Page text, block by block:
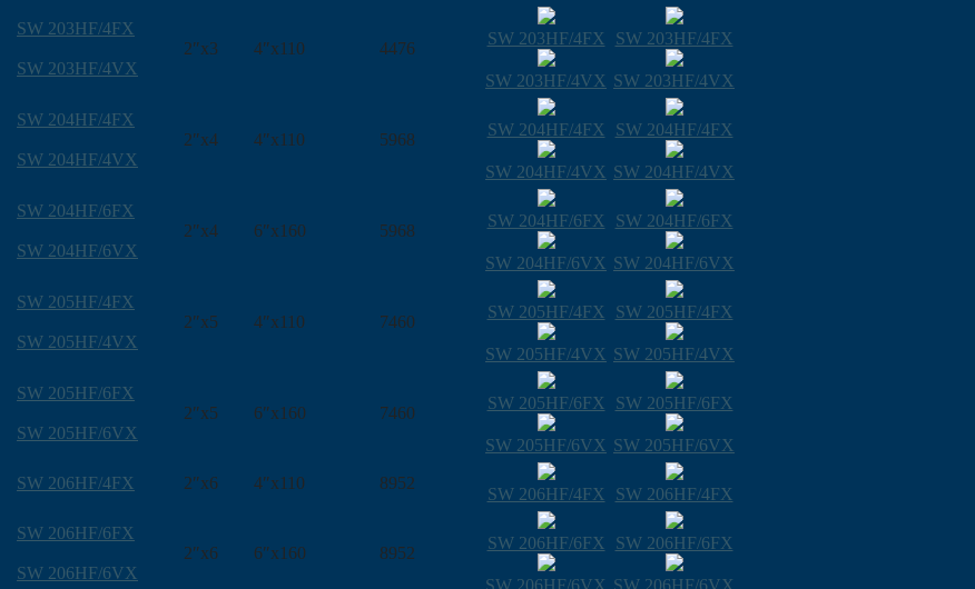
SW 203HF/4FX
SW 203HF/4VX
2″x3 4″x110 4476
SW 203HF/4FX
SW 203HF/4VX
SW 203HF/4FX
SW 203HF/4VX
SW 204HF/4FX
SW 204HF/4VX
2″x4 4″x110 5968
SW 204HF/4FX
SW 204HF/4VX
SW 204HF/4FX
SW 204HF/4VX
SW 204HF/6FX
SW 204HF/6VX
2″x4 6″x160 5968
SW 204HF/6FX
SW 204HF/6VX
SW 204HF/6FX
SW 204HF/6VX
SW 205HF/4FX
SW 205HF/4VX
2″x5 4″x110 7460
SW 205HF/4FX
SW 205HF/4VX
SW 205HF/4FX
SW 205HF/4VX
SW 205HF/6FX
SW 205HF/6VX
2″x5 6″x160 7460
SW 205HF/6FX
SW 205HF/6VX
SW 205HF/6FX
SW 205HF/6VX
SW 206HF/4FX
2″x6 4″x110 8952
SW 206HF/4FX SW 206HF/4FX
SW 206HF/6FX
SW 206HF/6VX
2″x6 6″x160 8952
SW 206HF/6FX
SW 206HF/6VX
SW 206HF/6FX
SW 206HF/6VX